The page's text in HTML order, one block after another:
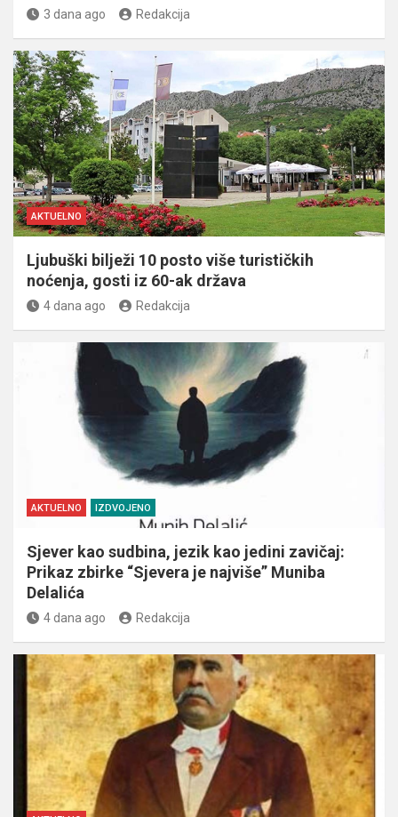
3 dana ago Redakcija
AKTUELNO
Ljubuški bilježi 10 posto više turističkih
noćenja, gosti iz 60-ak država
4 dana ago Redakcija
AKTUELNO IZDVOJENO
Sjever kao sudbina, jezik kao jedini zavičaj:
Prikaz zbirke “Sjevera je najviše” Muniba
Delalića
4 dana ago Redakcija